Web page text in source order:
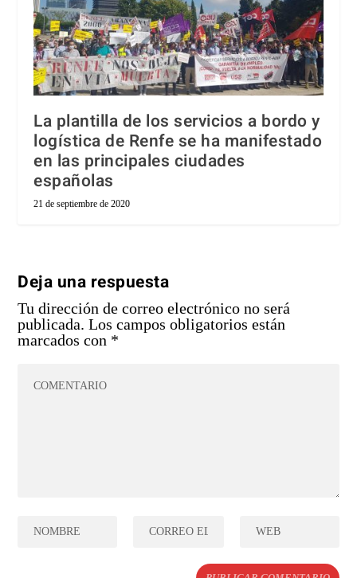
La plantilla de los servicios a bordo y
logística de Renfe se ha manifestado
en las principales ciudades
españolas
21 de septiembre de 2020
Deja una respuesta
Tu dirección de correo electrónico no será
publicada. Los campos obligatorios están
marcados con *